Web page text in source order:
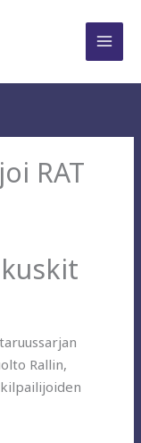
RAT
Rallin,